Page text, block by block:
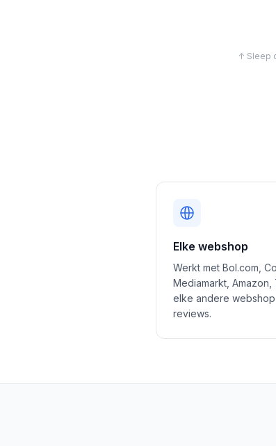
↑ Sleep
Elke webshop
Werkt met Bol.com,
Mediamarkt, Amazon,
elke andere
reviews.